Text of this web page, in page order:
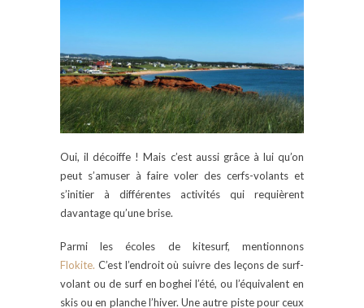
Oui, il décoiffe ! Mais c’est aussi grâce à lui qu’on
peut s’amuser à faire voler des cerfs-volants et
s’initier à différentes activités qui requièrent
davantage qu’une brise.
Parmi les écoles de kitesurf, mentionnons
Flokite. C’est l’endroit où suivre des leçons de surf-
volant ou de surf en boghei l’été, ou l’équivalent en
skis ou en planche l’hiver. Une autre piste pour ceux